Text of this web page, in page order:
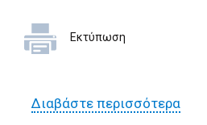
Εκτύπωση
Διαβάστε περισσότεραγια